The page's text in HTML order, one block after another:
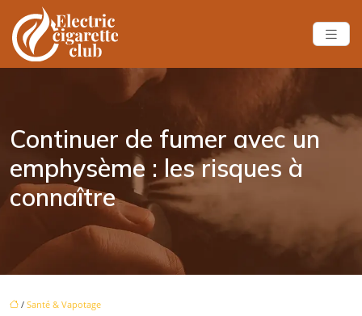
Continuer de fumer avec un
emphysème : les risques à
connaître
/ Santé & Vapotage